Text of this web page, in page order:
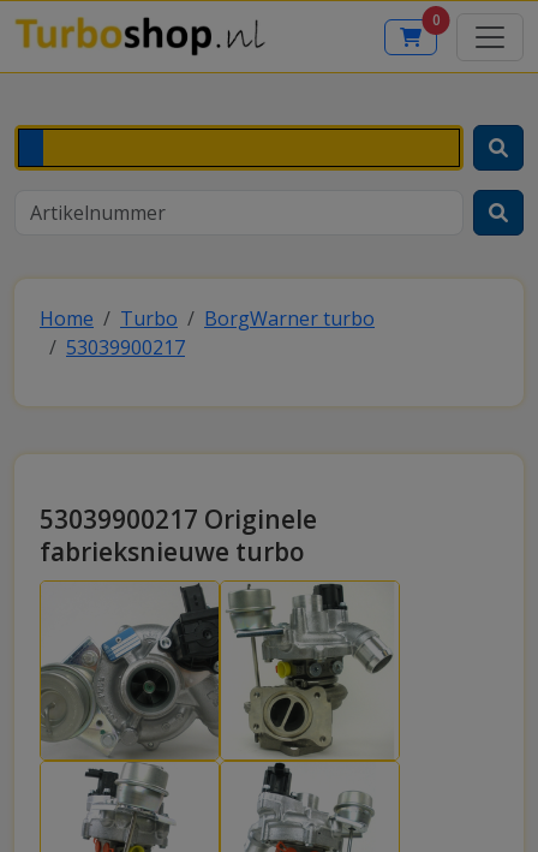
0
Home Turbo
BorgWarner turbo
53039900217
53039900217 Originele
fabrieksnieuwe turbo